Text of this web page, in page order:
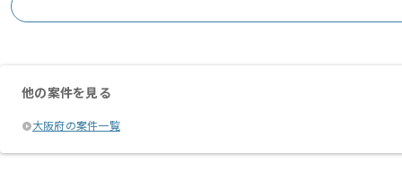
他の案件を見る
大阪府の案件一覧